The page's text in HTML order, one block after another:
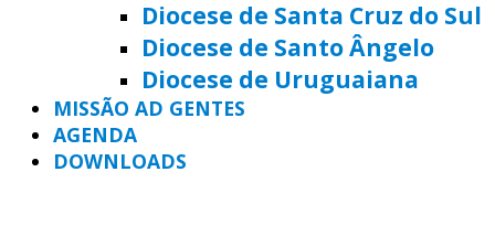
Diocese de Santa Cruz do Sul
Diocese de Santo Ângelo
Diocese de Uruguaiana
MISSÃO AD GENTES
AGENDA
DOWNLOADS